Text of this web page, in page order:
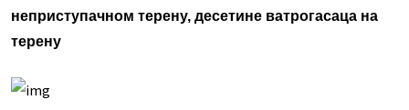
неприступачном терену, десетине ватрогасаца на
терену